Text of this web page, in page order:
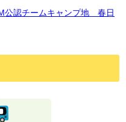
公認チームキャンプ地 春日